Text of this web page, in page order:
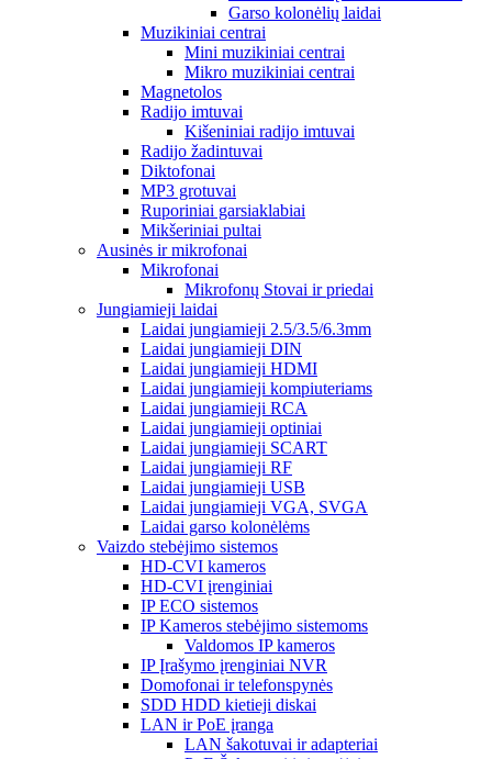
Garso kolonėlių laidai
Muzikiniai centrai
Mini muzikiniai centrai
Mikro muzikiniai centrai
Magnetolos
Radijo imtuvai
Kišeniniai radijo imtuvai
Radijo žadintuvai
Diktofonai
MP3 grotuvai
Ruporiniai garsiaklabiai
Mikšeriniai pultai
Ausinės ir mikrofonai
Mikrofonai
Mikrofonų Stovai ir priedai
Jungiamieji laidai
Laidai jungiamieji 2.5/3.5/6.3mm
Laidai jungiamieji DIN
Laidai jungiamieji HDMI
Laidai jungiamieji kompiuteriams
Laidai jungiamieji RCA
Laidai jungiamieji optiniai
Laidai jungiamieji SCART
Laidai jungiamieji RF
Laidai jungiamieji USB
Laidai jungiamieji VGA, SVGA
Laidai garso kolonėlėms
Vaizdo stebėjimo sistemos
HD-CVI kameros
HD-CVI įrenginiai
IP ECO sistemos
IP Kameros stebėjimo sistemoms
Valdomos IP kameros
IP Įrašymo įrenginiai NVR
Domofonai ir telefonspynės
SDD HDD kietieji diskai
LAN ir PoE įranga
LAN šakotuvai ir adapteriai